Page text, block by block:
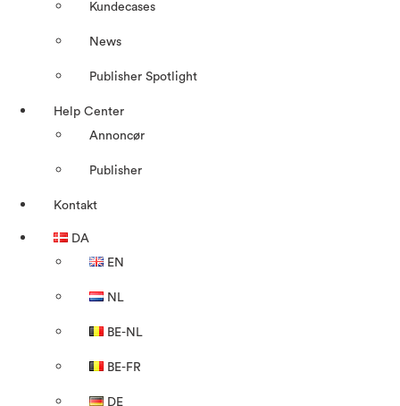
Kundecases
News
Publisher Spotlight
Help Center
Annoncør
Publisher
Kontakt
DA
EN
NL
BE-NL
BE-FR
DE